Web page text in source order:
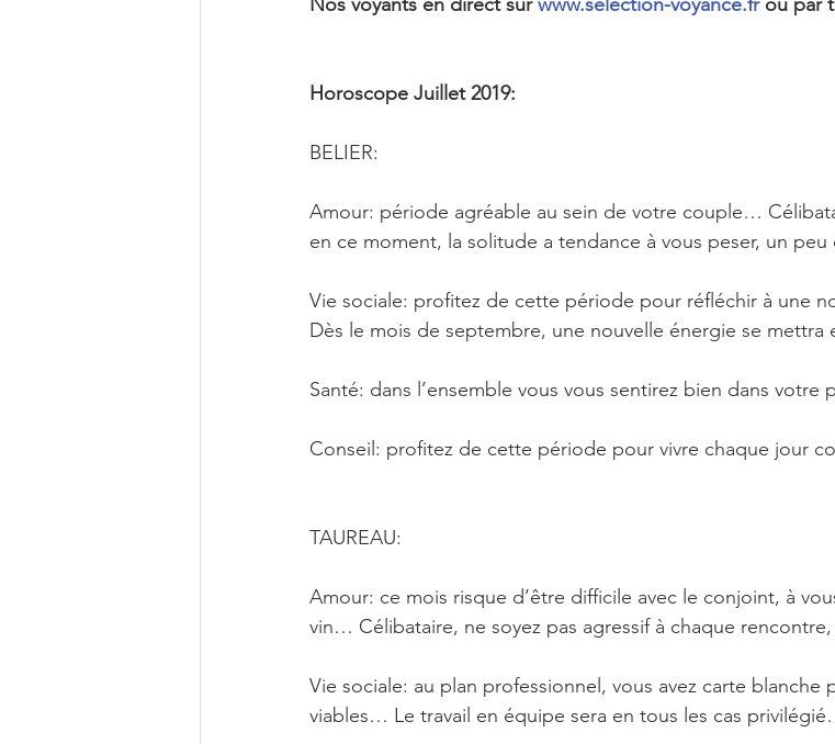
Horoscope Juillet 2019:
BELIER:
Amour: période agréable au sein de votre couple…
en ce moment, la solitude a tendance à vous peser, un
Vie sociale: profitez de cette période pour réfléchir à une
Dès le mois de septembre, une nouvelle énergie se
Santé: dans l’ensemble vous vous sentirez bien dans votre
Conseil: profitez de cette période pour vivre chaque jour
TAUREAU:
Amour: ce mois risque d’être difficile avec le conjoint, à
vin… Célibataire, ne soyez pas agressif à chaque
Vie sociale: au plan professionnel, vous avez carte
viables… Le travail en équipe sera en tous les cas